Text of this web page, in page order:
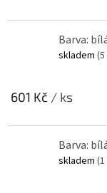
Barva:
skladem
601 Kč / ks
Barva:
skladem